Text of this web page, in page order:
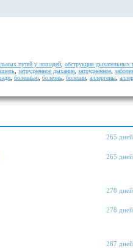
путей у лошадей обструкция дыхательных
затрудненное дыхание затрудненное
болезнью болезнь болезни аллергены
265 дней
265 дней
278 дней
278 дней
287 дней